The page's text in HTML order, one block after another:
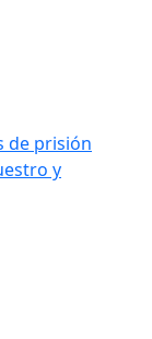
de prisión
y